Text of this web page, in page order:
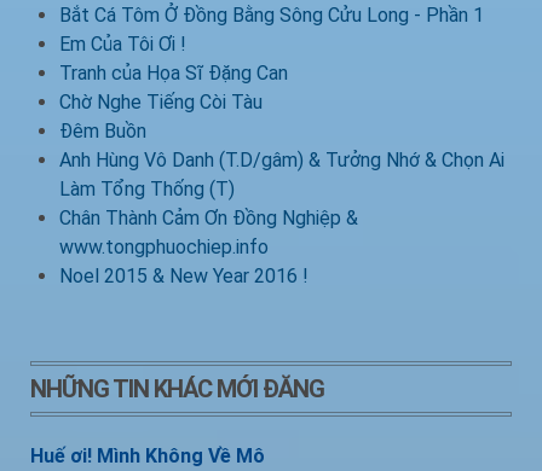
Bắt Cá Tôm Ở Đồng Bằng Sông Cửu Long - Phần 1
Em Của Tôi Ơi !
Tranh của Họa Sĩ Đặng Can
Chờ Nghe Tiếng Còi Tàu
Đêm Buồn
Anh Hùng Vô Danh (T.D/gâm) & Tưởng Nhớ & Chọn Ai
Làm Tổng Thống (T)
Chân Thành Cảm Ơn Đồng Nghiệp &
www.tongphuochiep.info
Noel 2015 & New Year 2016 !
NHỮNG TIN KHÁC MỚI ĐĂNG
Huế ơi! Mình Không Về Mô